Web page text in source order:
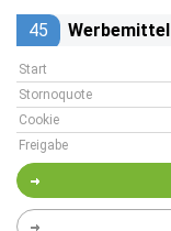
45 Werbemittel
Start
Stornoquote
Cookie
Freigabe